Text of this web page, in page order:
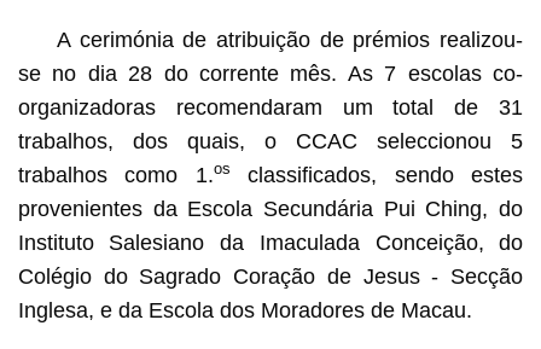
A cerimónia de atribuição de prémios realizou-
se no dia 28 do corrente mês. As 7 escolas co-
organizadoras recomendaram um total de 31
trabalhos, dos quais, o CCAC seleccionou 5
trabalhos como 1.os
classificados, sendo estes
provenientes da Escola Secundária Pui Ching, do
Instituto Salesiano da Imaculada Conceição, do
Colégio do Sagrado Coração de Jesus - Secção
Inglesa, e da Escola dos Moradores de Macau.